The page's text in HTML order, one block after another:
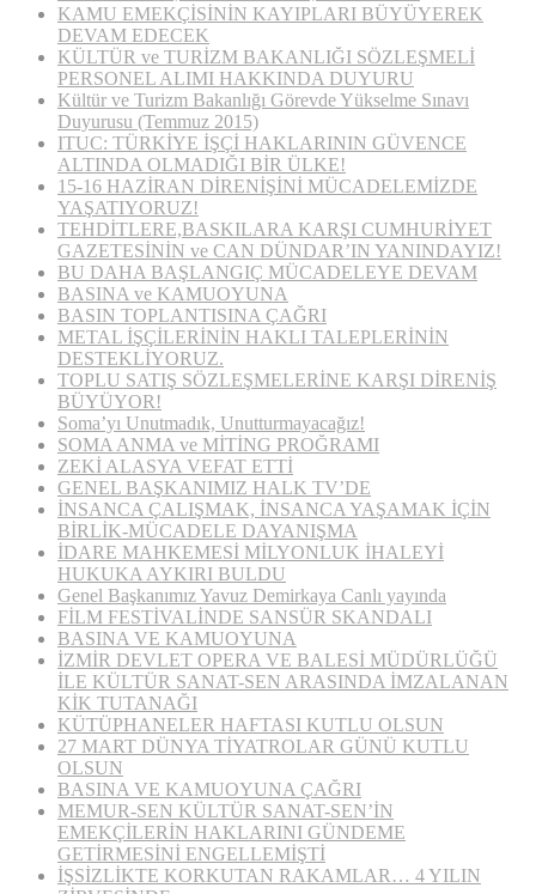
KAMU EMEKÇİSİNİN KAYIPLARI BÜYÜYEREK
DEVAM EDECEK
KÜLTÜR ve TURİZM BAKANLIĞI SÖZLEŞMELİ
PERSONEL ALIMI HAKKINDA DUYURU
Kültür ve Turizm Bakanlığı Görevde Yükselme Sınavı
Duyurusu (Temmuz 2015)
ITUC: TÜRKİYE İŞÇİ HAKLARININ GÜVENCE
ALTINDA OLMADIĞI BİR ÜLKE!
15-16 HAZİRAN DİRENİŞİNİ MÜCADELEMİZDE
YAŞATIYORUZ!
TEHDİTLERE,BASKILARA KARŞI CUMHURİYET
GAZETESİNİN ve CAN DÜNDAR’IN YANINDAYIZ!
BU DAHA BAŞLANGIÇ MÜCADELEYE DEVAM
BASINA ve KAMUOYUNA
BASIN TOPLANTISINA ÇAĞRI
METAL İŞÇİLERİNİN HAKLI TALEPLERİNİN
DESTEKLİYORUZ.
TOPLU SATIŞ SÖZLEŞMELERİNE KARŞI DİRENİŞ
BÜYÜYOR!
Soma’yı Unutmadık, Unutturmayacağız!
SOMA ANMA ve MİTİNG PROĞRAMI
ZEKİ ALASYA VEFAT ETTİ
GENEL BAŞKANIMIZ HALK TV’DE
İNSANCA ÇALIŞMAK, İNSANCA YAŞAMAK İÇİN
BİRLİK-MÜCADELE DAYANIŞMA
İDARE MAHKEMESİ MİLYONLUK İHALEYİ
HUKUKA AYKIRI BULDU
Genel Başkanımız Yavuz Demirkaya Canlı yayında
FİLM FESTİVALİNDE SANSÜR SKANDALI
BASINA VE KAMUOYUNA
İZMİR DEVLET OPERA VE BALESİ MÜDÜRLÜĞÜ
İLE KÜLTÜR SANAT-SEN ARASINDA İMZALANAN
KİK TUTANAĞI
KÜTÜPHANELER HAFTASI KUTLU OLSUN
27 MART DÜNYA TİYATROLAR GÜNÜ KUTLU
OLSUN
BASINA VE KAMUOYUNA ÇAĞRI
MEMUR-SEN KÜLTÜR SANAT-SEN’İN
EMEKÇİLERİN HAKLARINI GÜNDEME
GETİRMESİNİ ENGELLEMİŞTİ
İŞSİZLİKTE KORKUTAN RAKAMLAR… 4 YILIN